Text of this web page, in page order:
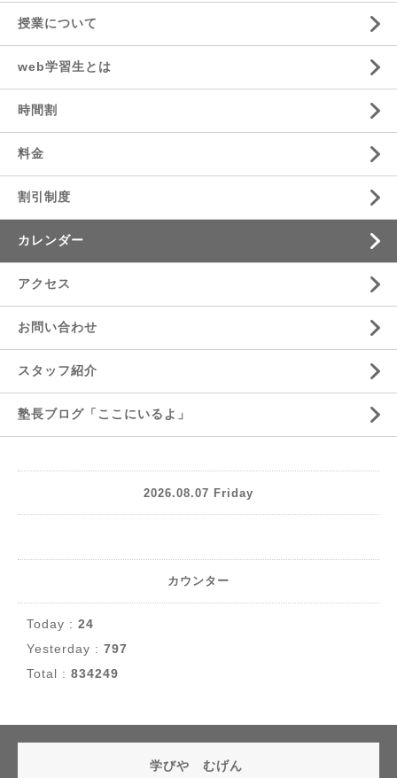
授業について
web学習生とは
時間割
料金
割引制度
カレンダー
アクセス
お問い合わせ
スタッフ紹介
塾長ブログ「ここにいるよ」
2026.08.07 Friday
カウンター
Today : 24
Yesterday : 797
Total : 834249
学びや むげん